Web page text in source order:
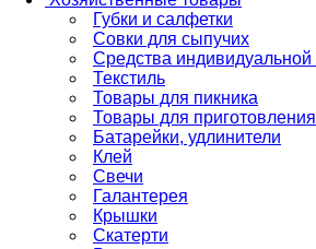
Губки и салфетки
Совки для сыпучих
Средства
Текстиль
Товары для пикника
Товары для приготовления
Батарейки, удлинители
Клей
Свечи
Галантерея
Крышки
Скатерти